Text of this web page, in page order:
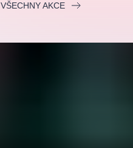
VŠECHNY AKCE